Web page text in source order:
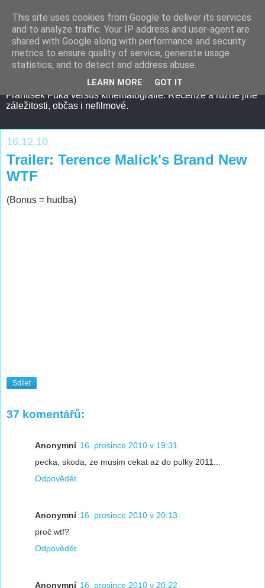
František Fuka versus kinematografie. Recenze a různé jiné
záležitosti, občas i nefilmové.
16.12.10
Trailer: Terence Malick's Brand New
WTF
(Bonus = hudba)
Sdílet
37 komentářů:
Anonymní 16. prosince 2010 v 19:31
pecka, skoda, ze musim cekat az do pulky 2011...
Odpovědět
Anonymní 16. prosince 2010 v 20:13
proč wtf?
Odpovědět
Anonymní 16. prosince 2010 v 20:22
This site uses cookies from Google to deliver its services
and to analyze traffic. Your IP address and user-agent are
shared with Google along with performance and security
metrics to ensure quality of service, generate usage
statistics, and to detect and address abuse.
LEARN MORE GOT IT